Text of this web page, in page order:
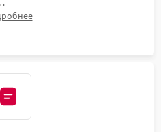
подключение всех
и закрытие корпуса